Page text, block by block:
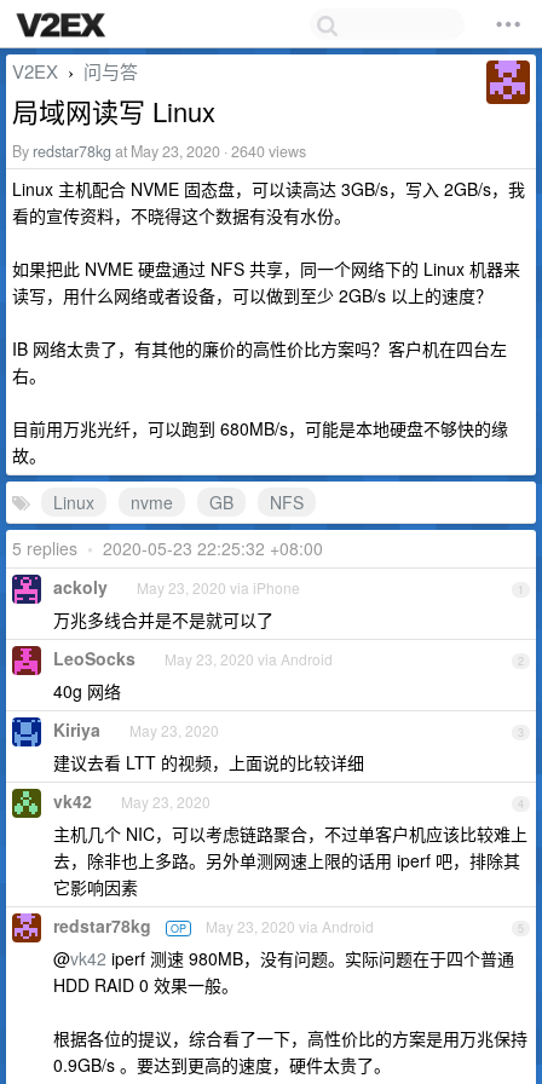
V2EX › 问与答
局域网读写 Linux
By redstar78kg at May 23, 2020 · 2640 views
Linux 主机配合 NVME 固态盘，可以读高达 3GB/s，写入 2GB/s，我
看的宣传资料，不晓得这个数据有没有水份。
如果把此 NVME 硬盘通过 NFS 共享，同一个网络下的 Linux 机器来
读写，用什么网络或者设备，可以做到至少 2GB/s 以上的速度？
IB 网络太贵了，有其他的廉价的高性价比方案吗？客户机在四台左
右。
目前用万兆光纤，可以跑到 680MB/s，可能是本地硬盘不够快的缘
故。
Linux
nvme GB
NFS
5 replies • 2020-05-23 22:25:32 +08:00
1
ackoly May 23, 2020 via iPhone
万兆多线合并是不是就可以了
2
LeoSocks May 23, 2020 via Android
40g 网络
3
Kiriya May 23, 2020
建议去看 LTT 的视频，上面说的比较详细
4
vk42 May 23, 2020
主机几个 NIC，可以考虑链路聚合，不过单客户机应该比较难上
去，除非也上多路。另外单测网速上限的话用 iperf 吧，排除其
它影响因素
5
redstar78kg OP May 23, 2020 via Android
@vk42 iperf 测速 980MB，没有问题。实际问题在于四个普通
HDD RAID 0 效果一般。
根据各位的提议，综合看了一下，高性价比的方案是用万兆保持
0.9GB/s 。要达到更高的速度，硬件太贵了。